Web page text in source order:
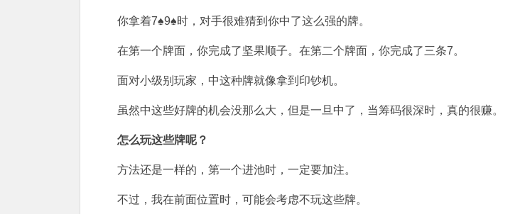
你拿着7♠9♠时，对手很难猜到你中了这么强的牌。
在第一个牌面，你完成了坚果顺子。在第二个牌面，你完成了三条7。
面对小级别玩家，中这种牌就像拿到印钞机。
虽然中这些好牌的机会没那么大，但是一旦中了，当筹码很深时，真的很赚。
怎么玩这些牌呢？
方法还是一样的，第一个进池时，一定要加注。
不过，我在前面位置时，可能会考虑不玩这些牌。